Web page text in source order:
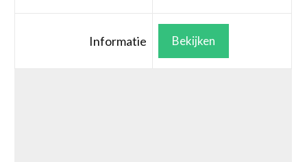
Informatie Bekijken